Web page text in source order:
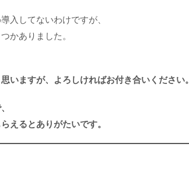
入してないわけですが、
かありました。
いますが、よろしければお付き合いください。
えるとありがたいです。